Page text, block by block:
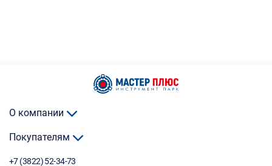
О компании
Покупателям
+7 (3822) 52-34-73